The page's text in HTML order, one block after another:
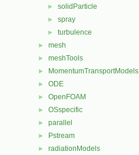
► solidParticle
► spray
► turbulence
► mesh
► meshTools
► MomentumTransportModels
► ODE
► OpenFOAM
► OSspecific
► parallel
► Pstream
► radiationModels